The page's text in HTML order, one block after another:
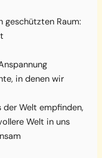
geschützten Raum:
in denen wir
der Welt empfinden,
Welt in uns